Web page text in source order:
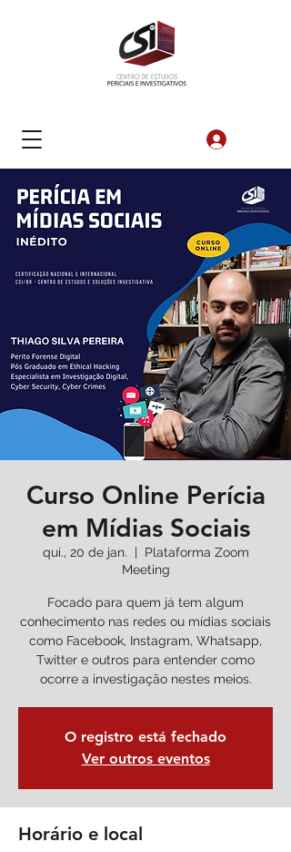
Curso Online Perícia
em Mídias Sociais
qui., 20 de jan.
  |
Plataforma Zoom
Meeting
Focado para quem já tem algum
conhecimento nas redes ou mídias sociais
como Facebook, Instagram, Whatsapp,
Twitter e outros para entender como
ocorre a investigação nestes meios.
O registro está fechado
Ver outros eventos
Horário e local